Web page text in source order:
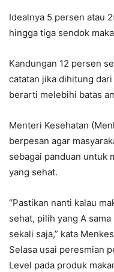
Idealnya 5 persen atau
hingga tiga sendok
Kandungan 12 persen
catatan jika dihitung
berarti melebihi batas
Menteri Kesehatan
berpesan agar
sebagai panduan untuk
yang sehat.
“Pastikan nanti kalau
sehat, pilih yang A
sekali saja,” kata
Selasa usai peresmian
Level pada produk